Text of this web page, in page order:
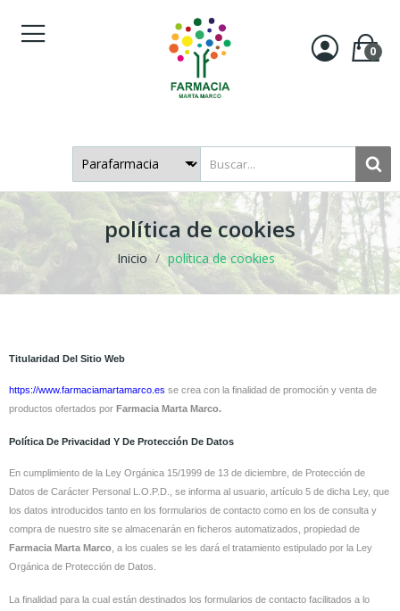
0
política de cookies
Inicio política de cookies
Titularidad Del Sitio Web
https://www.farmaciamartamarco.es se crea con la finalidad de promoción y venta de
productos ofertados por Farmacia Marta Marco.
Política De Privacidad Y De Protección De Datos
En cumplimiento de la Ley Orgánica 15/1999 de 13 de diciembre, de Protección de
Datos de Carácter Personal L.O.P.D., se informa al usuario, artículo 5 de dicha Ley, que
los datos introducidos tanto en los formularios de contacto como en los de consulta y
compra de nuestro site se almacenarán en ficheros automatizados, propiedad de
Farmacia Marta Marco , a los cuales se les dará el tratamiento estipulado por la Ley
Orgánica de Protección de Datos.
La finalidad para la cual están destinados los formularios de contacto facilitados a lo